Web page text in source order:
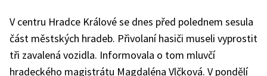
V centru Hradce Králové se dnes před polednem sesula
část městských hradeb. Přivolaní hasiči museli vyprostit
tři zavalená vozidla. Informovala o tom mluvčí
hradeckého magistrátu Magdaléna Vlčková. V pondělí